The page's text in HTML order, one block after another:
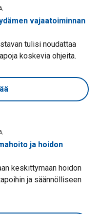
vajaatoiminnan
tulisi noudattaa
koskevia ohjeita.
ja hoidon
keskittymään hoidon
ja säännölliseen